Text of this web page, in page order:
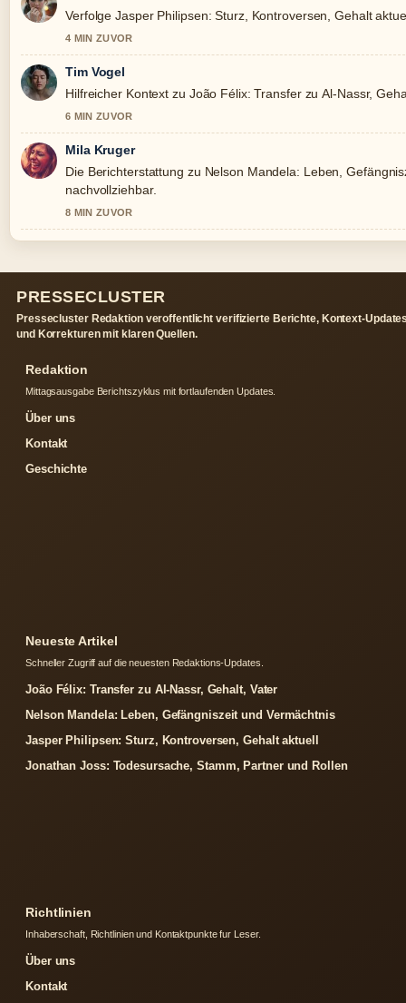
Verfolge Jasper Philipsen: Sturz, Kontroversen, Gehalt
4 MIN ZUVOR
Tim Vogel
Hilfreicher Kontext zu João Félix: Transfer zu Al-Nassr,
6 MIN ZUVOR
Mila Kruger
Die Berichterstattung zu Nelson Mandela: Leben,
nachvollziehbar.
8 MIN ZUVOR
PRESSECLUSTER
Pressecluster Redaktion veroffentlicht verifizierte Berichte, Kontext-
und Korrekturen mit klaren Quellen.
Redaktion
Mittagsausgabe Berichtszyklus mit fortlaufenden Updates.
Über uns
Kontakt
Geschichte
Neueste Artikel
Schneller Zugriff auf die neuesten Redaktions-Updates.
João Félix: Transfer zu Al-Nassr, Gehalt, Vater
Nelson Mandela: Leben, Gefängniszeit und Vermächtnis
Jasper Philipsen: Sturz, Kontroversen, Gehalt aktuell
Jonathan Joss: Todesursache, Stamm, Partner und Rollen
Richtlinien
Inhaberschaft, Richtlinien und Kontaktpunkte fur Leser.
Über uns
Kontakt